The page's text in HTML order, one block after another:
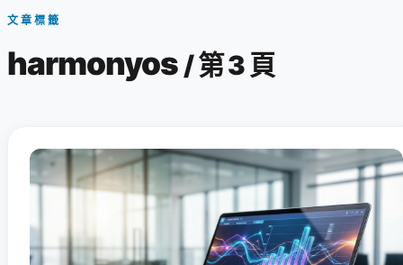
文章標籤
harmonyos / 第 3 頁